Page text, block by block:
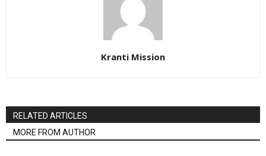
Kranti Mission
RELATED ARTICLES
MORE FROM AUTHOR